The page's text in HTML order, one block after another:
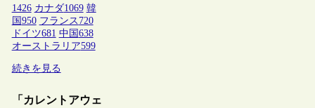
1426 カナダ1069 韓
国 950 フランス 720
ドイツ681 中国 638
オーストラリア599
続きを見る
「カレントアウェ